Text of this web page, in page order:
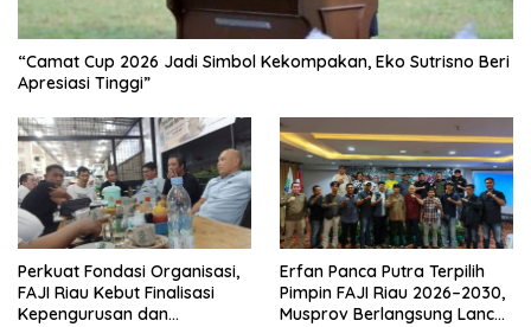
“Camat Cup 2026 Jadi Simbol Kekompakan, Eko Sutrisno Beri
Apresiasi Tinggi”
Perkuat Fondasi Organisasi,
FAJI Riau Kebut Finalisasi
Kepengurusan dan
Erfan Panca Putra Terpilih
Pimpin FAJI Riau 2026–2030,
Musprov Berlangsung Lancar